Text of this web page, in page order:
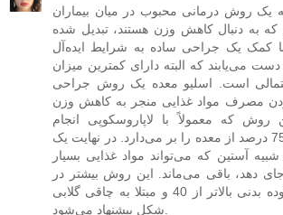
یک روش درمانی محبوب در میان بیماران
به دنبال کاهش وزن هستند، تبدیل شده
کمک یک جراحی ساده به شرایط ایده‌آل
می‌یابند که البته دارای کمترین میزان
است. اسلیو معده یک روش جراحی
مصرف مواد‌ غذایی منجر به کاهش وزن
که معمولاً با لاپاروسکوپی انجام
می‌شود، جراح حدود 75 درصد از معده را بر می‌دارد. در نهایت یک
آستین که می‌تواند مواد غذایی بسیار
دهد، باقی می‌ماند. این روش بیشتر در
افراد دارای شاخص توده بدنی بالاتر از 40 و مبتلا به چاقی گلابی
شکل پیشنهاد می‌شود.